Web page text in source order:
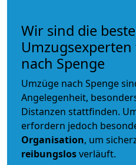
Wir sind die
nach Spenge
Umzüge nach Spenge
Angelegenheit,
Distanzen stattfinden.
erfordern jedoch
Organisation, um
reibungslosverläuft.